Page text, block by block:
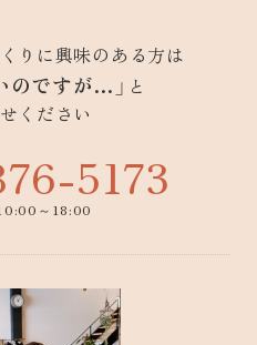
りに興味のある方は
のですが…」 と
ください
5173
～18:00